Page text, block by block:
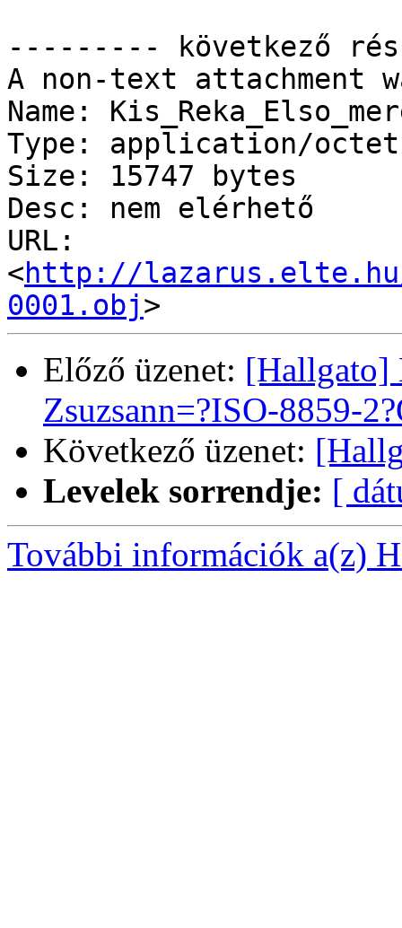
--------- következő
A non-text attachment
Name:
Type: application/
Size: 15747 bytes
Desc: nem elérhető
URL:
<http://lazarus.elte.hu/
0001.obj
Előző üzenet: [Hallgato]
Zsuzsann=?ISO-8859-
Következő üzenet:
Levelek sorrendje: [
További információk a(z)